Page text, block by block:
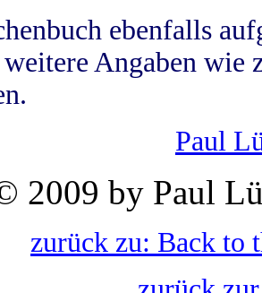
ebenfalls
Angaben wie
Paul
2009 by Paul
zurück zu: Back to